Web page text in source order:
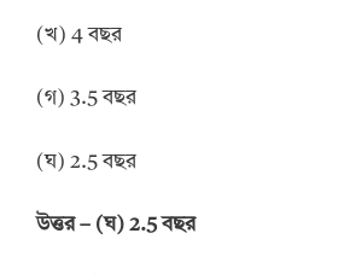
(খ) 4 বছর
(গ) 3.5 বছর
(ঘ) 2.5 বছর
উত্তর– (ঘ) 2.5 বছর